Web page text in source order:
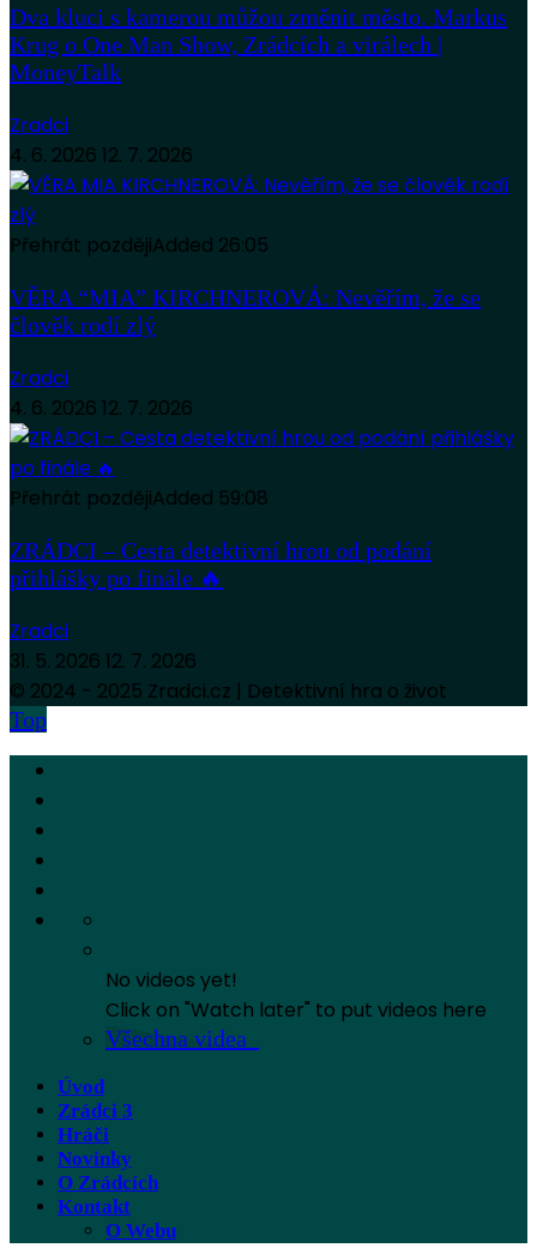
Dva kluci s kamerou můžou změnit město. Markus
Krug o One Man Show, Zrádcích a virálech |
MoneyTalk
Zradci
4. 6. 2026 12. 7. 2026
Přehrát pozdějiAdded 26:05
VĚRA “MIA” KIRCHNEROVÁ: Nevěřím, že se
člověk rodí zlý
Zradci
4. 6. 2026 12. 7. 2026
Přehrát pozdějiAdded 59:08
ZRÁDCI – Cesta detektivní hrou od podání
přihlášky po finále 🔥
Zradci
31. 5. 2026 12. 7. 2026
© 2024 - 2025 Zradci.cz | Detektivní hra o život
Top
No videos yet!
Click on "Watch later" to put videos here
Všechna videa
Úvod
Zrádci 3
Hráči
Novinky
O Zrádcích
Kontakt
O Webu